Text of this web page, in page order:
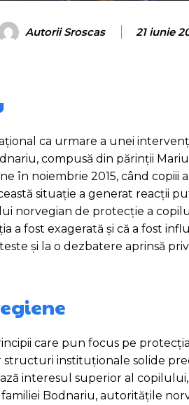
Autorii Sroscas 21 iunie
ca urmare a unei
compusă din părinții
în noiembrie 2015, când copiii
situație a generat reacții
norvegian de protecție a
a fost exagerată și că a fost
și la o dezbatere aprinsă
care pun focus pe
structuri instituționale solide
interesul superior al
Bodnariu, autoritățile